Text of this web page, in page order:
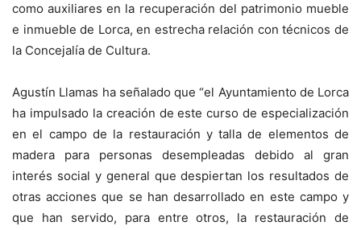
como auxiliares en la recuperación del patrimonio mueble
e inmueble de Lorca, en estrecha relación con técnicos de
la Concejalía de Cultura.
Agustín Llamas ha señalado que “el Ayuntamiento de Lorca
ha impulsado la creación de este curso de especialización
en el campo de la restauración y talla de elementos de
madera para personas desempleadas debido al gran
interés social y general que despiertan los resultados de
otras acciones que se han desarrollado en este campo y
que han servido, para entre otros, la restauración de